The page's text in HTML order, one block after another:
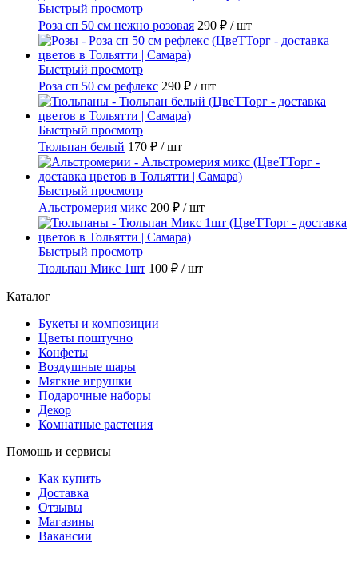
Быстрый просмотр
Роза сп 50 см нежно розовая 290 ₽ / шт
Быстрый просмотр
Роза сп 50 см рефлекс 290 ₽ / шт
Быстрый просмотр
Тюльпан белый 170 ₽ / шт
Быстрый просмотр
Альстромерия микс 200 ₽ / шт
Быстрый просмотр
Тюльпан Микс 1шт 100 ₽ / шт
Каталог
Букеты и композиции
Цветы поштучно
Конфеты
Воздушные шары
Мягкие игрушки
Подарочные наборы
Декор
Комнатные растения
Помощь и сервисы
Как купить
Доставка
Отзывы
Магазины
Вакансии